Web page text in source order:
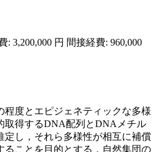
: 3,200,000 円 間接経費: 960,000
程度とエピジェネティックな多様
取得するDNA配列とDNAメチル
定し，それら多様性が相互に補償
ることを目的とする．自然集団の